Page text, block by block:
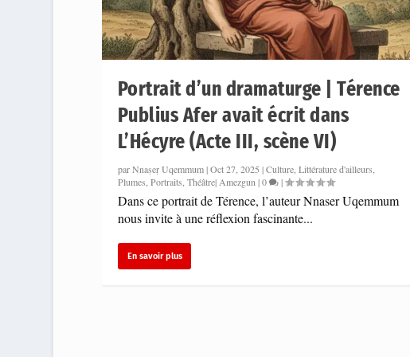
« Akkin i tsusmi » de Hace Mess –
Posté par Hace Mess Oct 13, 2025 | Culture Littérature d'ailleurs
Portrait d’un dramaturge | Térence
Publius Afer avait écrit dans
L’Hécyre (Acte III, scène VI)
parNnaṣeṛ Uqemmum|Oct 27, 2025 |Culture, Littérature d'ailleurs
Plumes Portraits Théâtre| Amezgun |0 |
Dans ce portrait de Térence, l’auteur Nnaser Uqemmum
nous invite à une réflexion fascinante...
En savoir plus